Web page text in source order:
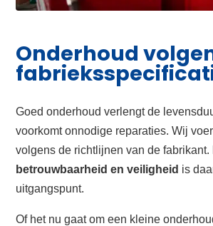
Onderhoud
Goed onderhoud verlengt de
voorkomt onnodige reparaties. Wij
volgens de richtlijnen van de fabrikant.
betrouwbaarheid en veiligheid is
uitgangspunt.
Of het nu gaat om een kleine